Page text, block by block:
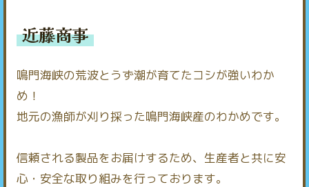
近藤商事
鳴門海峡の荒波とうず潮が育てたコシが強いわか
め！
地元の漁師が刈り採った鳴門海峡産のわかめです。
信頼される製品をお届けするため、生産者と共に安
心・安全な取り組みを行っております。